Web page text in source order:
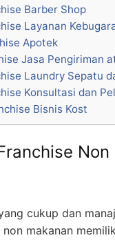
Barber Shop
Layanan
Apotek
Jasa Pengiriman
Laundry Sepatu
Konsultasi dan
Bisnis Kost
Non
cukup dan
non makanan